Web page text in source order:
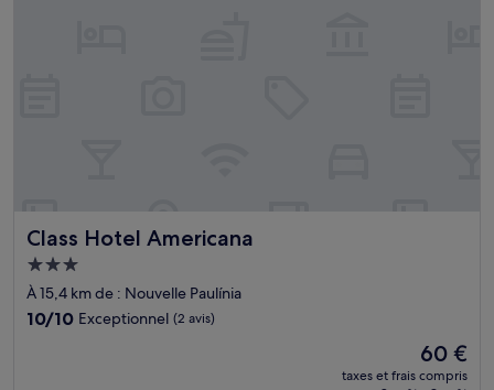
Class Hotel Americana
Class Hotel Americana
Hébergement
3.0 étoiles
À 15,4 km de : Nouvelle Paulínia
10.0
10/10 Exceptionnel (2 avis)
Le
nouveau
60 €
taxes et frais compris